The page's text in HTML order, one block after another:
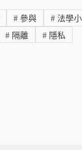
# 參與 # 法學
# 隔離 # 隱私